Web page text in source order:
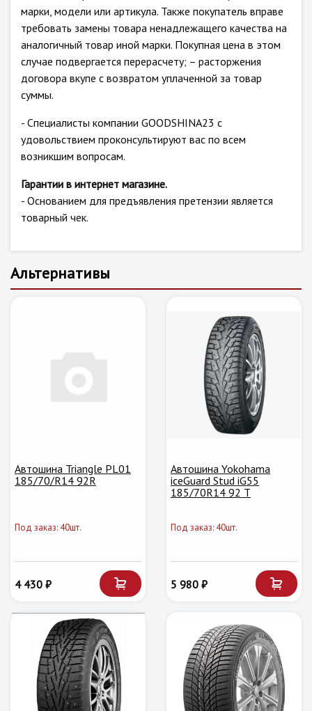
марки, модели или артикула. Также покупатель вправе
требовать замены товара ненадлежащего качества на
аналогичный товар иной марки. Покупная цена в этом
случае подвергается перерасчету; – расторжения
договора вкупе с возвратом уплаченной за товар
суммы.
- Специалисты компании GOODSHINA23 с
удовольствием проконсультируют вас по всем
возникшим вопросам.
Гарантии в интернет магазине.
- Основанием для предъявления претензии является
товарный чек.
Альтернативы
Автошина Triangle PL01
185/70/R14 92R
Под заказ: 40шт.
4 430 ₽
Автошина Yokohama
iceGuard Stud iG55
185/70R14 92 T
Под заказ: 40шт.
5 980 ₽